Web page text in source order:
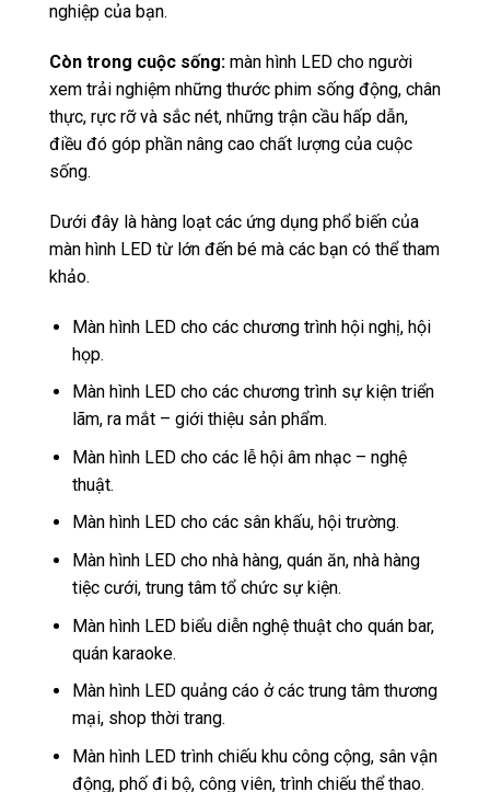
nghiệp của bạn.
Còn trong cuộc sống: màn hình LED cho người
xem trải nghiệm những thước phim sống động, chân
thực, rực rỡ và sắc nét, những trận cầu hấp dẫn,
điều đó góp phần nâng cao chất lượng của cuộc
sống.
Dưới đây là hàng loạt các ứng dụng phổ biến của
màn hình LED từ lớn đến bé mà các bạn có thể tham
khảo.
Màn hình LED cho các chương trình hội nghị, hội
họp.
Màn hình LED cho các chương trình sự kiện triển
lãm, ra mắt – giới thiệu sản phẩm.
Màn hình LED cho các lễ hội âm nhạc – nghệ
thuật.
Màn hình LED cho các sân khấu, hội trường.
Màn hình LED cho nhà hàng, quán ăn, nhà hàng
tiệc cưới, trung tâm tổ chức sự kiện.
Màn hình LED biểu diễn nghệ thuật cho quán bar,
quán karaoke.
Màn hình LED quảng cáo ở các trung tâm thương
mại, shop thời trang.
Màn hình LED trình chiếu khu công cộng, sân vận
động, phố đi bộ, công viên, trình chiếu thể thao.